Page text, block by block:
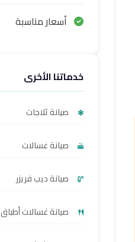
أسعار مناسبة
خدماتنا الأخرى
صيانة ثلاجات
صيانة غسالات
صيانة ديب فريزر
صيانة غسالات أطباق